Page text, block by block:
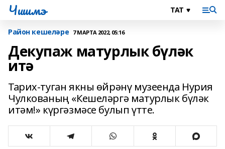
Чишмэ
Район кешеләре 7 МАРТА 2022, 05:16
Декупаж матурлык бүләк
итә
Тарих-туган якны өйрәнү музеенда Нурия
Чулкованың «Кешеләргә матурлык бүләк
итәм!» күргәзмәсе булып үтте.